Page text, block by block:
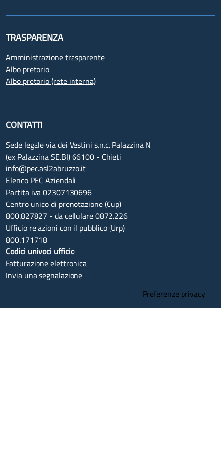
TRASPARENZA
Amministrazione trasparente
Albo pretorio
Albo pretorio (rete interna)
CONTATTI
Sede legale via dei Vestini s.n.c. Palazzina N
(ex Palazzina SE.BI) 66100 - Chieti
info@pec.asl2abruzzo.it
Elenco PEC Aziendali
Partita iva 02307130696
Centro unico di prenotazione (Cup)
800.827827 - da cellulare 0872.226
Ufficio relazioni con il pubblico (Urp)
800.171718
Codici univoci ufficio
Fatturazione elettronica
Invia una segnalazione